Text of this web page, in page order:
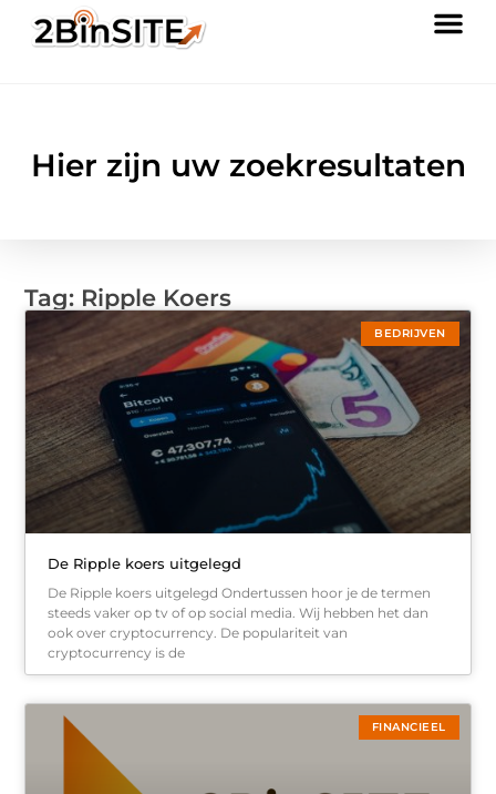
Hier zijn uw zoekresultaten
Tag: Ripple Koers
BEDRIJVEN
De Ripple koers uitgelegd
De Ripple koers uitgelegd Ondertussen hoor je de termen
steeds vaker op tv of op social media. Wij hebben het dan
ook over cryptocurrency. De populariteit van
cryptocurrency is de
FINANCIEEL